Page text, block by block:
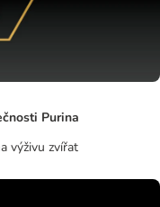
Purina
výživu zvířat